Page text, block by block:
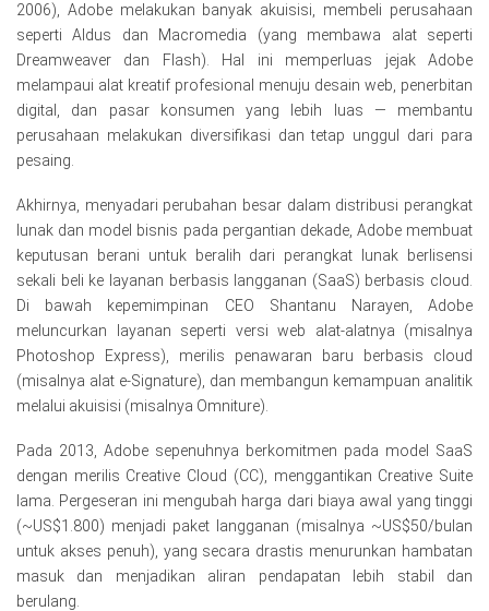
2006), Adobe melakukan banyak akuisisi, membeli perusahaan
seperti Aldus dan Macromedia (yang membawa alat seperti
Dreamweaver dan Flash). Hal ini memperluas jejak Adobe
melampaui alat kreatif profesional menuju desain web, penerbitan
digital, dan pasar konsumen yang lebih luas — membantu
perusahaan melakukan diversifikasi dan tetap unggul dari para
pesaing.
Akhirnya, menyadari perubahan besar dalam distribusi perangkat
lunak dan model bisnis pada pergantian dekade, Adobe membuat
keputusan berani untuk beralih dari perangkat lunak berlisensi
sekali beli ke layanan berbasis langganan (SaaS) berbasis cloud.
Di bawah kepemimpinan CEO Shantanu Narayen, Adobe
meluncurkan layanan seperti versi web alat-alatnya (misalnya
Photoshop Express), merilis penawaran baru berbasis cloud
(misalnya alat e-Signature), dan membangun kemampuan analitik
melalui akuisisi (misalnya Omniture).
Pada 2013, Adobe sepenuhnya berkomitmen pada model SaaS
dengan merilis Creative Cloud (CC), menggantikan Creative Suite
lama. Pergeseran ini mengubah harga dari biaya awal yang tinggi
(~US$1.800) menjadi paket langganan (misalnya ~US$50/bulan
untuk akses penuh), yang secara drastis menurunkan hambatan
masuk dan menjadikan aliran pendapatan lebih stabil dan
berulang.